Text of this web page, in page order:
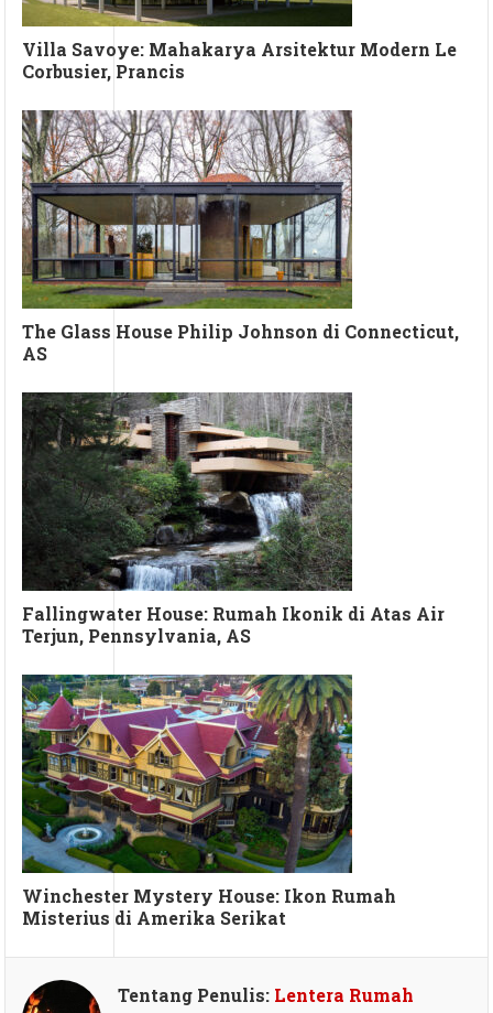
Villa Savoye: Mahakarya Arsitektur Modern Le
Corbusier, Prancis
The Glass House Philip Johnson di Connecticut,
AS
Fallingwater House: Rumah Ikonik di Atas Air
Terjun, Pennsylvania, AS
Winchester Mystery House: Ikon Rumah
Misterius di Amerika Serikat
Tentang Penulis: Lentera Rumah